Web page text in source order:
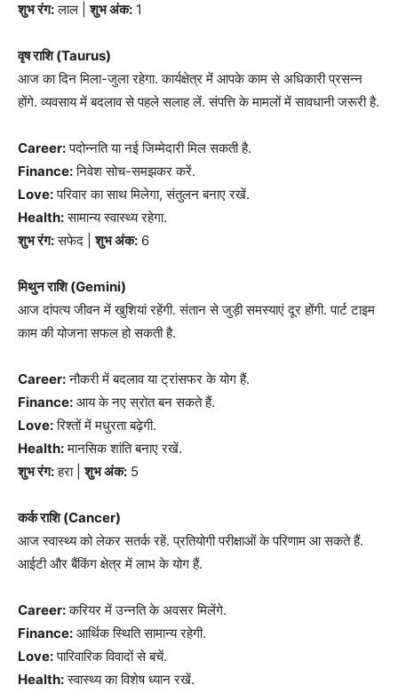
शुभ रंग:लाल |शुभ अंक: 1
वृष राशि (Taurus)
आज का दिन मिला-जुला रहेगा. कार्यक्षेत्र में आपके काम से अधिकारी प्रसन्न
होंगे. व्यवसाय में बदलाव से पहले सलाह लें. संपत्ति के मामलों में सावधानी जरूरी है.
Career:पदोन्नति या नई जिम्मेदारी मिल सकती है.
Finance:निवेश सोच-समझकर करें.
Love:परिवार का साथ मिलेगा, संतुलन बनाए रखें.
Health:सामान्य स्वास्थ्य रहेगा.
शुभ रंग:सफेद |शुभ अंक: 6
मिथुन राशि (Gemini)
आज दांपत्य जीवन में खुशियां रहेंगी. संतान से जुड़ी समस्याएं दूर होंगी. पार्ट टाइम
काम की योजना सफल हो सकती है.
Career:नौकरी में बदलाव या ट्रांसफर के योग हैं.
Finance: आय के नए स्रोत बन सकते हैं.
Love:रिश्तों में मधुरता बढ़ेगी.
Health:मानसिक शांति बनाए रखें.
शुभ रंग:हरा |शुभ अंक: 5
कर्क राशि (Cancer)
आज स्वास्थ्य को लेकर सतर्क रहें. प्रतियोगी परीक्षाओं के परिणाम आ सकते हैं.
आईटी और बैंकिंग क्षेत्र में लाभ के योग हैं.
Career:करियर में उन्नति के अवसर मिलेंगे.
Finance: आर्थिक स्थिति सामान्य रहेगी.
Love:पारिवारिक विवादों से बचें.
Health:स्वास्थ्य का विशेष ध्यान रखें.